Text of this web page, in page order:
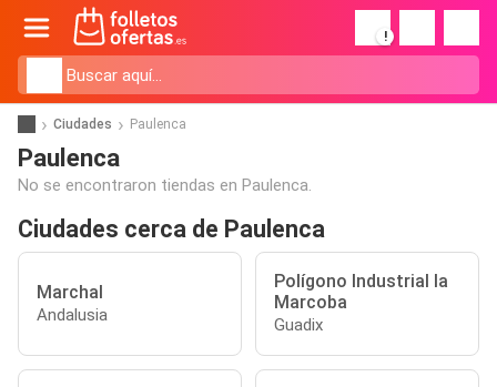
!
Ciudades Paulenca
Paulenca
No se encontraron tiendas en Paulenca.
Ciudades cerca de Paulenca
Marchal
Andalusia
Polígono Industrial la
Marcoba
Guadix